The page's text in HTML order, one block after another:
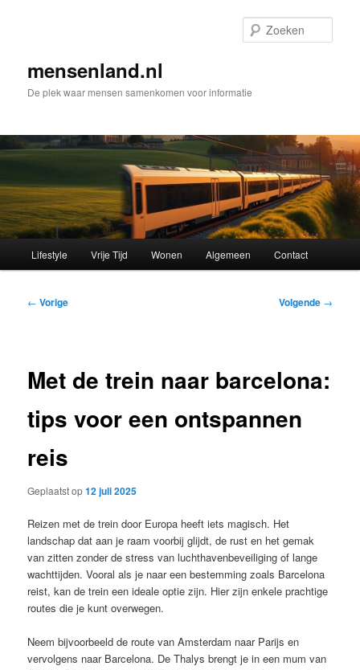
inhoudmensenland.nl
De plek waar mensen samenkomen voor informatie
Lifestyle Vrije Tijd Wonen Algemeen Contact
Bericht
← Vorige Volgende →
Met de trein naar barcelona:
tips voor een ontspannen
reis
Geplaatst op12 juli 2025
Reizen met de trein door Europa heeft iets magisch. Het
landschap dat aan je raam voorbij glijdt, de rust en het gemak
van zitten zonder de stress van luchthavenbeveiliging of lange
wachttijden. Vooral als je naar een bestemming zoals Barcelona
reist, kan de trein een ideale optie zijn. Hier zijn enkele prachtige
routes die je kunt overwegen.
Neem bijvoorbeeld de route van Amsterdam naar Parijs en
vervolgens naar Barcelona. De Thalys brengt je in een mum van